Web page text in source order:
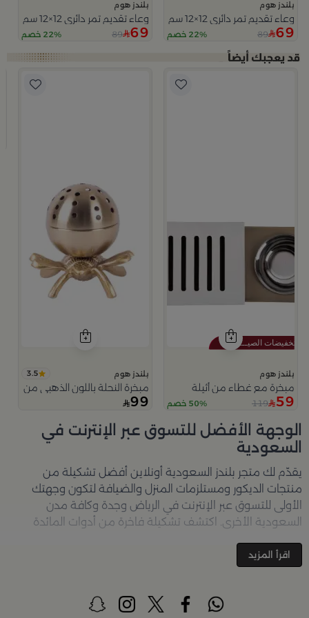
بلندز هوم
وعاء تقديم تمر دائري 12×12 سم أبيض وأزرق من الخزف الحجري بغطاء من أزوريا
69
89 22% خصم
بلندز هوم
وعاء تقديم تمر دائري 12×12 سم متعدد الألوان من السيراميك مع غطاء من سيلورا
69
89 22% خصم
بلندز هوم
مبخرة مع غطاء من أثيلة
59
119 50% خصم
بلندز هوم 3.5
مبخرة النحلة باللون الذهبي من امارا
99
الوجهة الأفضل للتسوق عبر الإنترنت في
السعودية
يقدّم لك متجر بلندز السعودية أونلاين أفضل تشكيلة من
منتجات الديكور ومستلزمات المنزل والضيافة لتكون وجهتك
الأولى للتسوق عبر الإنترنت في الرياض وجدة وكافة مدن
السعودية الأخرى. اكتشف تشكيلة فاخرة من أدوات المائدة
جمالية على كل زاوية في منزلك – كل ذلك وأكثر في مكان واحد.
اقرأ المزيد